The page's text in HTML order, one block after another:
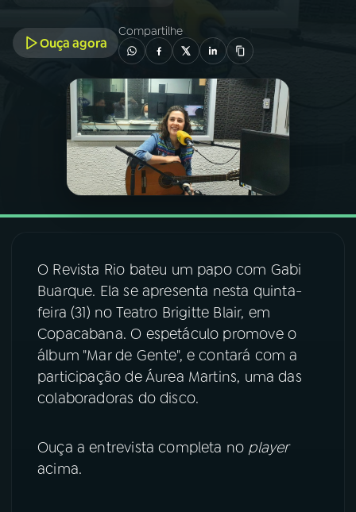
PROGRAMAÇÃO
PROGRAMAS
05PODCASTS
06VIDEOCASTS
ÚLTIMAS
08FESTIVAL DE MÚSICA
YouTube
Ouça agora
Compartilhe
O Revista Rio bateu um papo com Gabi
Buarque. Ela se apresenta nesta quinta-
feira (31) no Teatro Brigitte Blair, em
Copacabana. O espetáculo promove o
álbum "Mar de Gente", e contará com a
participação de Áurea Martins, uma das
colaboradoras do disco.
Ouça a entrevista completa no player
acima.